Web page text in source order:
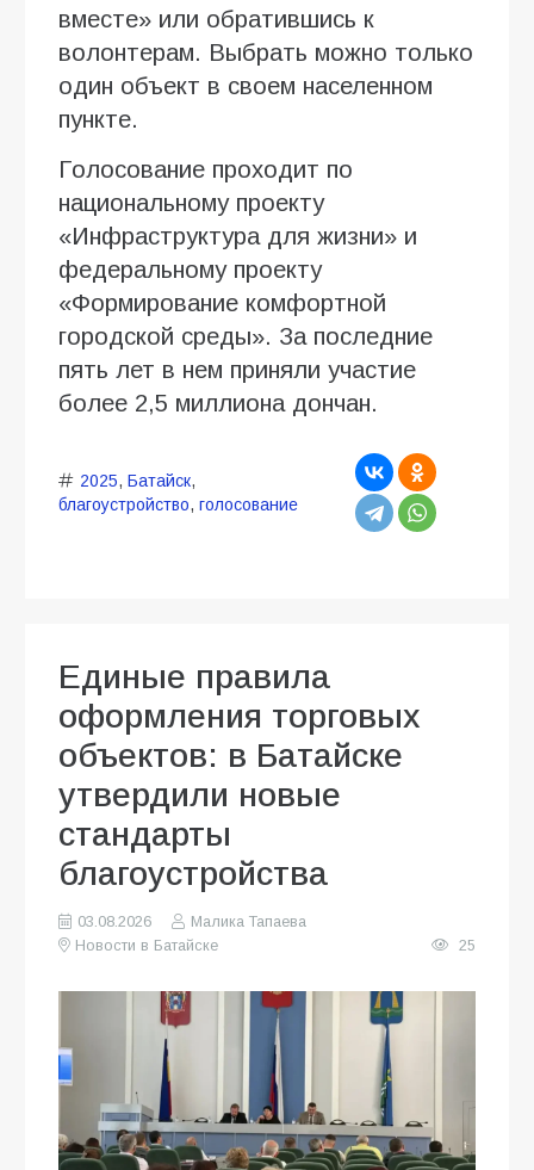
вместе» или обратившись к
волонтерам. Выбрать можно только
один объект в своем населенном
пункте.
Голосование проходит по
национальному проекту
«Инфраструктура для жизни» и
федеральному проекту
«Формирование комфортной
городской среды». За последние
пять лет в нем приняли участие
более 2,5 миллиона дончан.
2025, Батайск,
благоустройство, голосование
Единые правила
оформления торговых
объектов: в Батайске
утвердили новые
стандарты
благоустройства
03.08.2026
Малика Тапаева
Новости в Батайске
25